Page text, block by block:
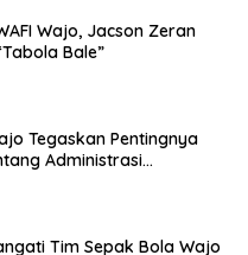
Wajo, Jacson Zeran
Bale”
Tegaskan Pentingnya
Administrasi
Tim Sepak Bola Wajo